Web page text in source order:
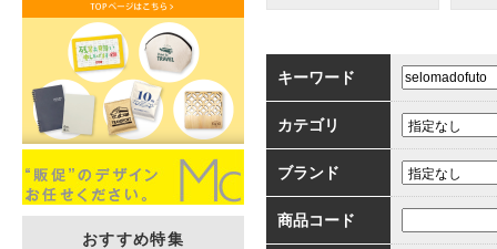
キーワード
カテゴリ
ブランド
商品コード
おすすめ特集